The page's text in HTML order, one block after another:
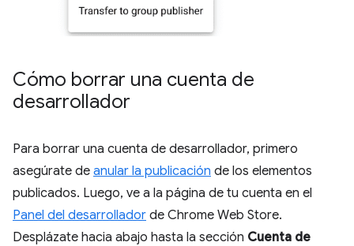
Cómo borrar una cuenta de
desarrollador
Para borrar una cuenta de desarrollador, primero
asegúrate de anular la publicación de los elementos
publicados. Luego, ve a la página de tu cuenta en el
Panel del desarrollador de Chrome Web Store.
Desplázate hacia abajo hasta la sección Cuenta de